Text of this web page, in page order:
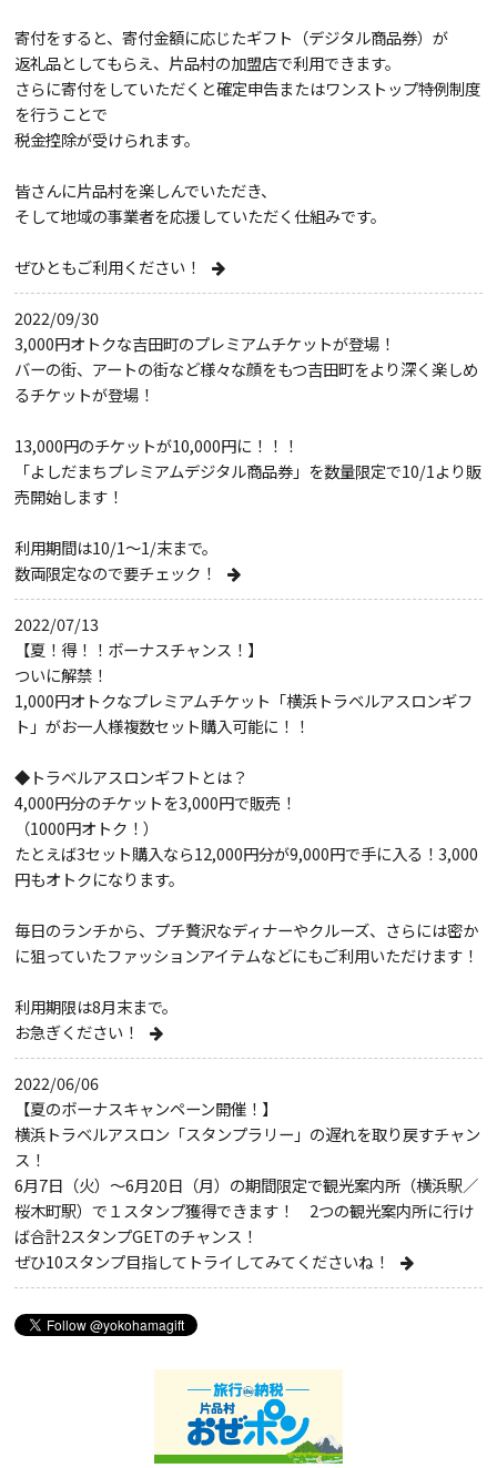
寄付をすると、寄付金額に応じたギフト（デジタル商品券）が
返礼品としてもらえ、片品村の加盟店で利用できます。
さらに寄付をしていただくと確定申告またはワンストップ特例制度
を行うことで
税金控除が受けられます。
皆さんに片品村を楽しんでいただき、
そして地域の事業者を応援していただく仕組みです。
ぜひともご利用ください！
2022/09/30
3,000円オトクな吉田町のプレミアムチケットが登場！
バーの街、アートの街など様々な顔をもつ吉田町をより深く楽しめ
るチケットが登場！
13,000円のチケットが10,000円に！！！
「よしだまちプレミアムデジタル商品券」を数量限定で10/1より販
売開始します！
利用期間は10/1～1/末まで。
数両限定なので要チェック！
2022/07/13
【夏！得！！ボーナスチャンス！】
ついに解禁！
1,000円オトクなプレミアムチケット「横浜トラベルアスロンギフ
ト」がお一人様複数セット購入可能に！！
◆トラベルアスロンギフトとは？
4,000円分のチケットを3,000円で販売！
（1000円オトク！）
たとえば3セット購入なら12,000円分が9,000円で手に入る！3,000
円もオトクになります。
毎日のランチから、プチ贅沢なディナーやクルーズ、さらには密か
に狙っていたファッションアイテムなどにもご利用いただけます！
利用期限は8月末まで。
お急ぎください！
2022/06/06
【夏のボーナスキャンペーン開催！】
横浜トラベルアスロン「スタンプラリー」の遅れを取り戻すチャン
ス！
6月7日（火）～6月20日（月）の期間限定で観光案内所（横浜駅／
桜木町駅）で１スタンプ獲得できます！ 2つの観光案内所に行け
ば合計2スタンプGETのチャンス！
ぜひ10スタンプ目指してトライしてみてくださいね！